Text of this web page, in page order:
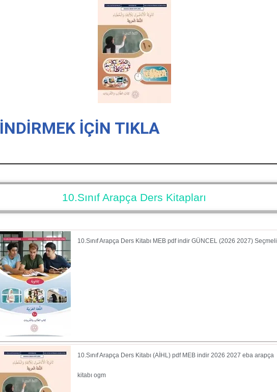
İNDİRMEK İÇİN TIKLA
10.Sınıf Arapça Ders Kitapları
10.Sınıf Arapça Ders Kitabı MEB pdf indir GÜNCEL (2026 2027) Seçmeli
10.Sınıf Arapça Ders Kitabı (AİHL) pdf MEB indir 2026 2027 eba arapça
kitabı ogm